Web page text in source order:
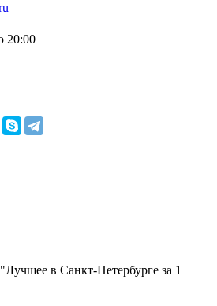
20:00
в Санкт-Петербурге за 1